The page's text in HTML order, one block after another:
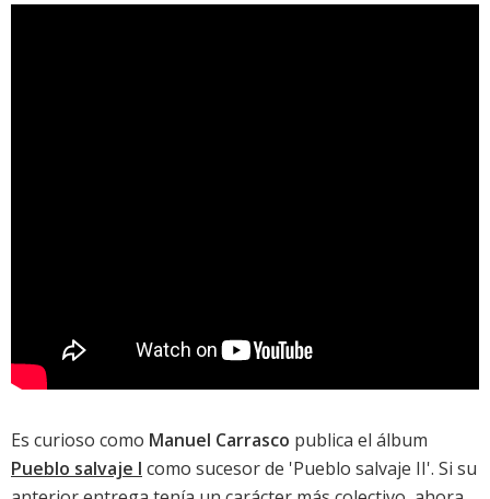
Es curioso como Manuel Carrasco publica el álbum
Pueblo salvaje I como sucesor de 'Pueblo salvaje II'. Si su